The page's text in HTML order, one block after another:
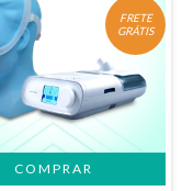
FRETE
GRÁTIS